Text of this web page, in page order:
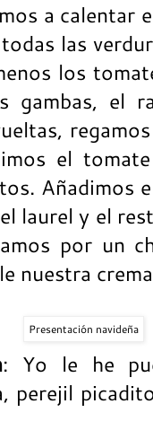
a calentar
las
los
gambas, el
el
Añadimos
laurel y el
por un
nuestra
Presentación navideña
: Yo le he
perejil